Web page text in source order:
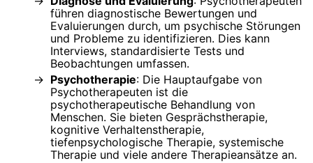
führen diagnostische Bewertungen und
Evaluierungen durch, um psychische Störungen
und Probleme zu identifizieren. Dies kann
Interviews, standardisierte Tests und
Beobachtungen umfassen.
Psychotherapie: Die Hauptaufgabe von
Psychotherapeuten ist die
psychotherapeutische Behandlung von
Menschen. Sie bieten Gesprächstherapie,
kognitive Verhaltenstherapie,
tiefenpsychologische Therapie, systemische
Therapie und viele andere Therapieansätze an.